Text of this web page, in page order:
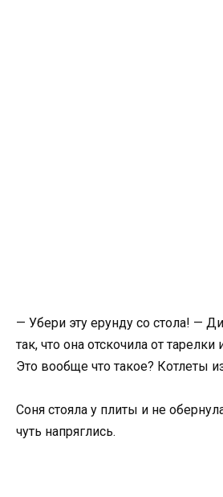
— Убери эту ерунду со стола! —
так, что она отскочила от тарелки
Это вообще что такое? Котлеты
Соня стояла у плиты и не
чуть напряглись.